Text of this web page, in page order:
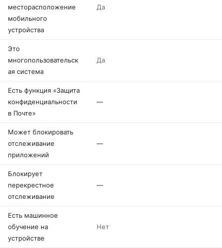
месторасположение
мобильного
устройства
Да
Это
многопользовательск
ая система
Да
Есть функция «Защита
конфиденциальности
в Почте»
—
Может блокировать
отслеживание
приложений
—
Блокирует
перекрестное
отслеживание
—
Есть машинное
обучение на
устройстве
Нет